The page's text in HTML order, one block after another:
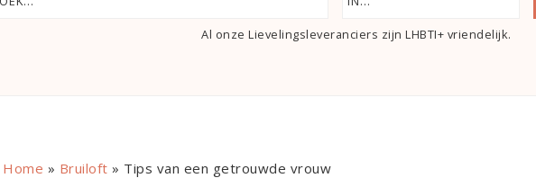
Al onze Lievelingsleveranciers zijn LHBTI+ vriendelijk.
Home » Bruiloft » Tips van een getrouwde vrouw